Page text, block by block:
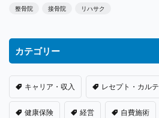
整骨院 接骨院 リハサク
カテゴリー
キャリア・収入 レセプト・カルテ
健康保険 経営 自費施術